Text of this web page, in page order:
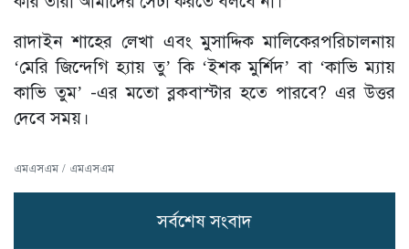
রাদাইন শাহের লেখা এবং মুসাদ্দিক মালিকেরপরিচালনায়
‘মেরি জিন্দেগি হ্যায় তু’ কি ‘ইশক মুর্শিদ’ বা ‘কাভি ম্যায়
কাভি তুম’ -এর মতো ব্লকবাস্টার হতে পারবে? এর উত্তর
দেবে সময়।
এমএসএম / এমএসএম
সর্বশেষ সংবাদ